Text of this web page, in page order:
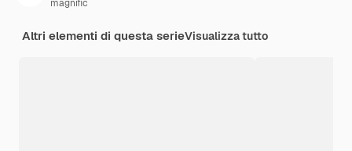
magnific
Altri elementi di questa serieVisualizza tutto